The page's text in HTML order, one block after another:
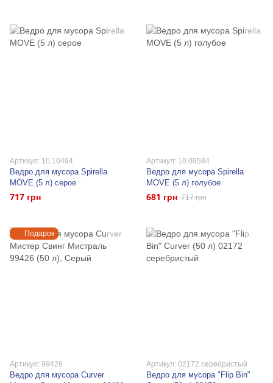
Артикул: 10.10494
Ведро для мусора Spirella
MOVE (5 л) серое
717 грн
Артикул: 10.09584
Ведро для мусора Spirella
MOVE (5 л) голубое
681 грн 717 грн
Подарок
Артикул: 99426
Ведро для мусора Curver
Артикул: 02172 серебристый
Ведро для мусора "Flip Bin"